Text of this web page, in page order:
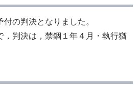
の判決となりました。
，判決は，禁錮１年４月・執行猶